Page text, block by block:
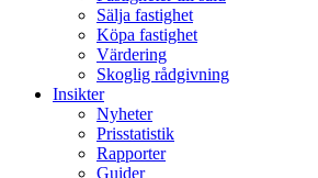
Sälja fastighet
Köpa fastighet
Värdering
Skoglig rådgivning
Insikter
Nyheter
Prisstatistik
Rapporter
Guider